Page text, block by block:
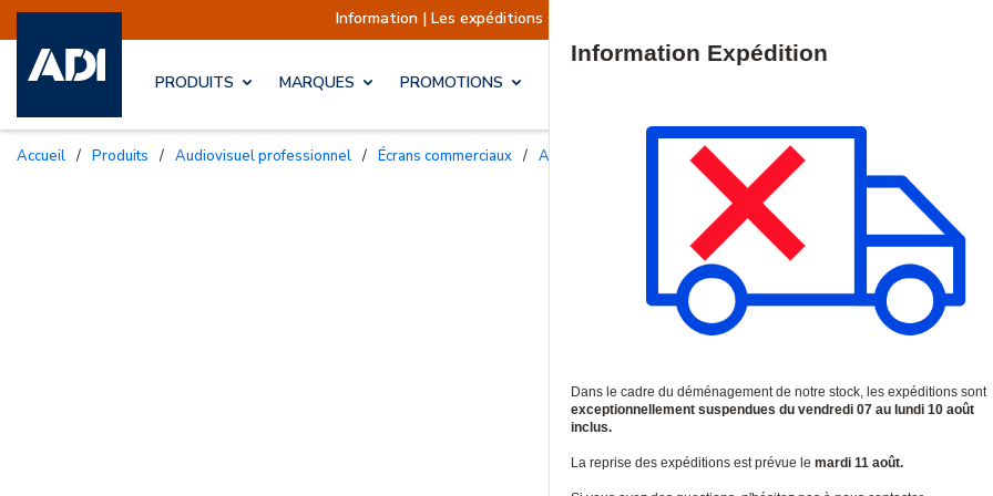
Information | Les expéditions sont actuellement suspendues Reprise prévue le
PRODUITS MARQUES PROMOTIONS
Accueil / Produits / Audiovisuel professionnel / Écrans commerciaux / Accessoires et supports professionnels